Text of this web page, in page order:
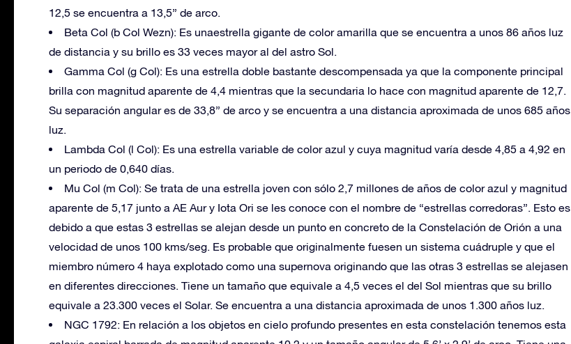
12,5 se encuentra a 13,5” de arco.
Beta Col (b Col Wezn): Es unaestrella gigante de color amarilla que se encuentra a unos 86 años luz
de distancia y su brillo es 33 veces mayor al del astro Sol.
Gamma Col (g Col): Es una estrella doble bastante descompensada ya que la componente principal
brilla con magnitud aparente de 4,4 mientras que la secundaria lo hace con magnitud aparente de 12,7.
Su separación angular es de 33,8” de arco y se encuentra a una distancia aproximada de unos 685 años
luz.
Lambda Col (l Col): Es una estrella variable de color azul y cuya magnitud varía desde 4,85 a 4,92 en
un periodo de 0,640 días.
Mu Col (m Col): Se trata de una estrella joven con sólo 2,7 millones de años de color azul y magnitud
aparente de 5,17 junto a AE Aur y Iota Ori se les conoce con el nombre de “estrellas corredoras”. Esto es
debido a que estas 3 estrellas se alejan desde un punto en concreto de la Constelación de Orión a una
velocidad de unos 100 kms/seg. Es probable que originalmente fuesen un sistema cuádruple y que el
miembro número 4 haya explotado como una supernova originando que las otras 3 estrellas se alejasen
en diferentes direcciones. Tiene un tamaño que equivale a 4,5 veces el del Sol mientras que su brillo
equivale a 23.300 veces el Solar. Se encuentra a una distancia aproximada de unos 1.300 años luz.
NGC 1792: En relación a los objetos en cielo profundo presentes en esta constelación tenemos esta